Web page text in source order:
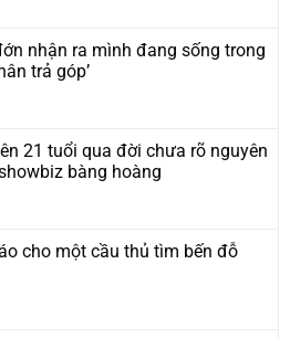
nhận ra mình đang sống trong
trả góp’
21 tuổi qua đời chưa rõ nguyên
bàng hoàng
cho một cầu thủ tìm bến đỗ